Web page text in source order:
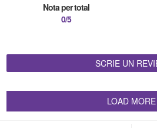
Nota per total
0/5
SCRIE UN
LOAD MORE